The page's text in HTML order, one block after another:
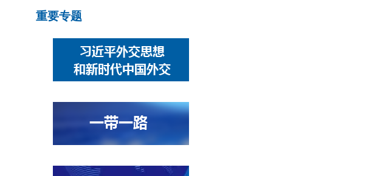
重要专题